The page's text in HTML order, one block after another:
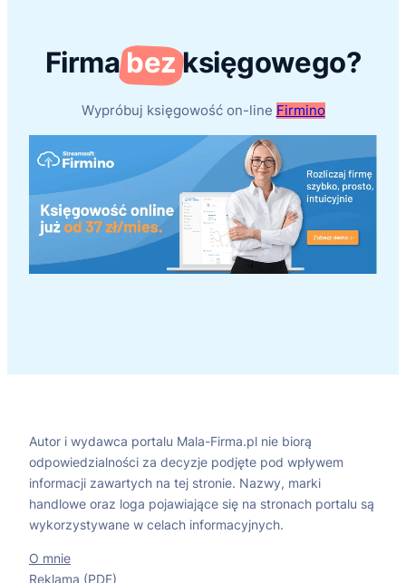
Firmabezksięgowego?
Wypróbuj księgowość on-line Firmino
Autor i wydawca portalu Mala-Firma.pl nie biorą
odpowiedzialności za decyzje podjęte pod wpływem
informacji zawartych na tej stronie. Nazwy, marki
handlowe oraz loga pojawiające się na stronach portalu są
wykorzystywane w celach informacyjnych.
O mnie
Reklama (PDF)